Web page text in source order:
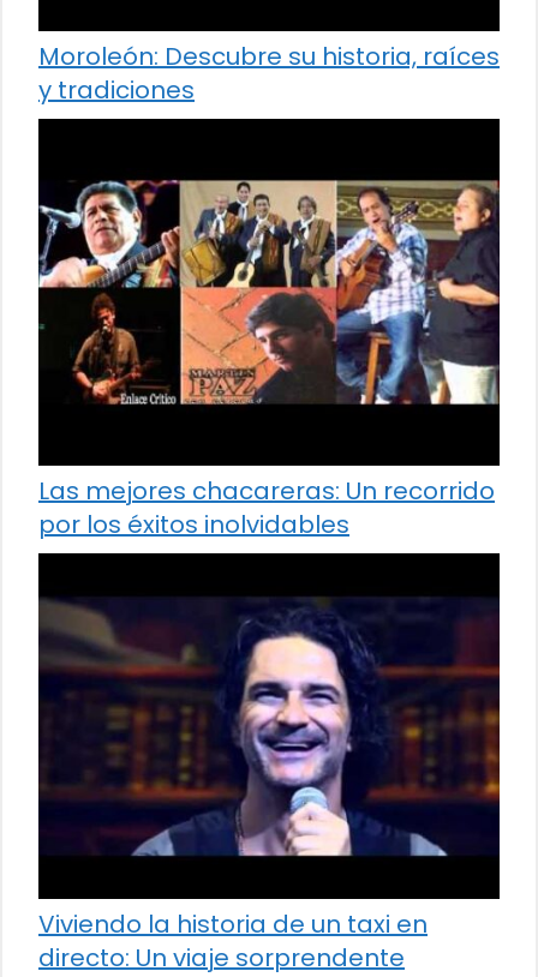
Moroleón: Descubre su historia, raíces
y tradiciones
Las mejores chacareras: Un recorrido
por los éxitos inolvidables
Viviendo la historia de un taxi en
directo: Un viaje sorprendente